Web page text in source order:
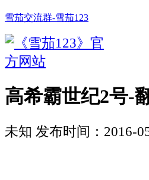
雪茄交流群-雪茄123
高希霸世纪2号-
未知 发布时间： 2016-